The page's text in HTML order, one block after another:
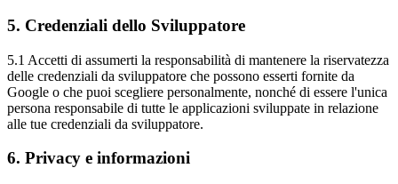
5. Credenziali dello Sviluppatore
5.1 Accetti di assumerti la responsabilità di mantenere la riservatezza
delle credenziali da sviluppatore che possono esserti fornite da
Google o che puoi scegliere personalmente, nonché di essere l'unica
persona responsabile di tutte le applicazioni sviluppate in relazione
alle tue credenziali da sviluppatore.
6. Privacy e informazioni